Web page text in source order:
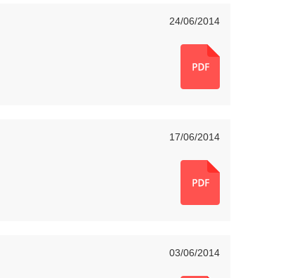
24/06/2014
17/06/2014
03/06/2014